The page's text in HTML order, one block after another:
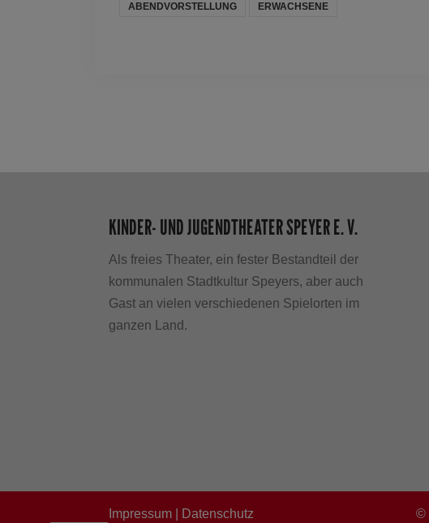
ABENDVORSTELLUNG ERWACHSENE
KINDER- UND JUGENDTHEATER SPEYER E. V.
Als freies Theater, ein fester Bestandteil der
kommunalen Stadtkultur Speyers, aber auch
Gast an vielen verschiedenen Spielorten im
ganzen Land.
Impressum Datenschutz ©